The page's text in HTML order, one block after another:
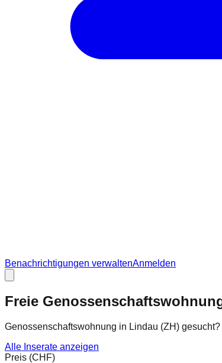
Benachrichtigungen verwaltenAnmelden
Freie
Genossenschaftswohnung in Lindau (ZH)
Alle Inserate anzeigen
Preis (CHF)